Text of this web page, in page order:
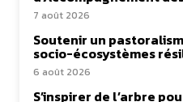
7 août 2026
Soutenir un
socio-écosystèmes
6 août 2026
S’inspirer de l’arbre